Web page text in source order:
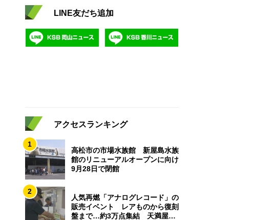
LINE友だち追加
アクセスランキング
1
高松市の市場水族館 新屋島水族
館のリニューアルオープンに向け
9月28日で閉館
2
人気再燃「アナログレコード」の
販売イベント レアものから復刻
盤まで…約3万点集結 天満屋岡